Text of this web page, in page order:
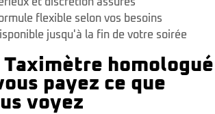
flexible selon vos besoins
jusqu'à la fin de votre soirée
Taximètre homologué
payez ce que
voyez